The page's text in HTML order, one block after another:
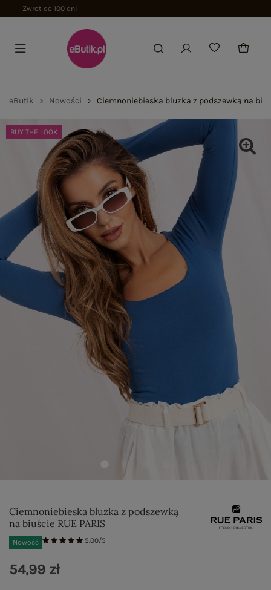
eButik Nowości Ciemnoniebieska bluzka z podszewką na
BUY THE LOOK
Ciemnoniebieska bluzka z podszewką
na biuście RUE PARIS
Nowość 5.00/5
54,99 zł